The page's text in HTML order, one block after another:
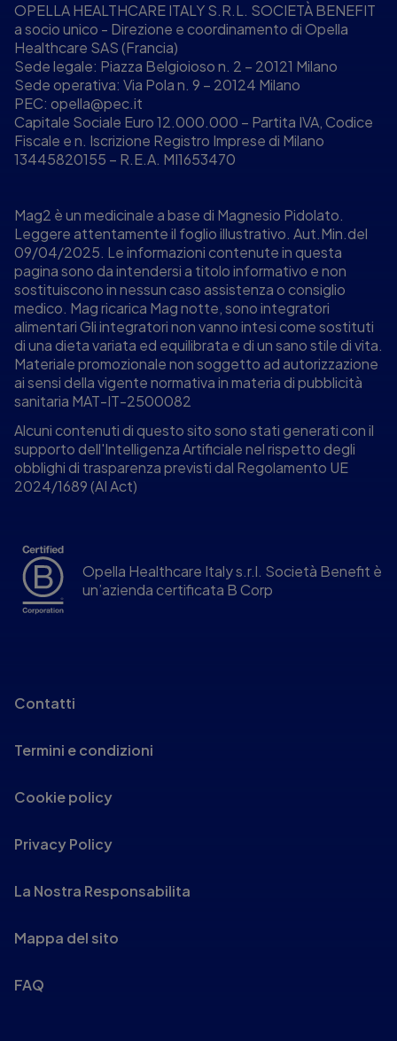
OPELLA HEALTHCARE ITALY S.R.L. SOCIETÀ BENEFIT
a socio unico - Direzione e coordinamento di Opella
Healthcare SAS (Francia)
Sede legale: Piazza Belgioioso n. 2 – 20121 Milano
Sede operativa: Via Pola n. 9 – 20124 Milano
PEC: opella@pec.it
Capitale Sociale Euro 12.000.000 – Partita IVA, Codice
Fiscale e n. Iscrizione Registro Imprese di Milano
13445820155 – R.E.A. MI1653470
Mag2 è un medicinale a base di Magnesio Pidolato.
Leggere attentamente il foglio illustrativo. Aut.Min.del
09/04/2025. Le informazioni contenute in questa
pagina sono da intendersi a titolo informativo e non
sostituiscono in nessun caso assistenza o consiglio
medico. Mag ricarica Mag notte, sono integratori
alimentari Gli integratori non vanno intesi come sostituti
di una dieta variata ed equilibrata e di un sano stile di vita.
Materiale promozionale non soggetto ad autorizzazione
ai sensi della vigente normativa in materia di pubblicità
sanitaria MAT-IT-2500082
Alcuni contenuti di questo sito sono stati generati con il
supporto dell'Intelligenza Artificiale nel rispetto degli
obblighi di trasparenza previsti dal Regolamento UE
2024/1689 (AI Act)
Opella Healthcare Italy s.r.l. Società Benefit è
un’azienda certificata B Corp
Contatti
Termini e condizioni
Cookie policy
Privacy Policy
La Nostra Responsabilita
Mappa del sito
FAQ